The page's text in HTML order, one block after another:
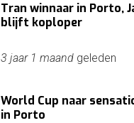
Tran winnaar in Porto,
blijft koploper
3 jaar 1 maand geleden
World Cup naar
in Porto